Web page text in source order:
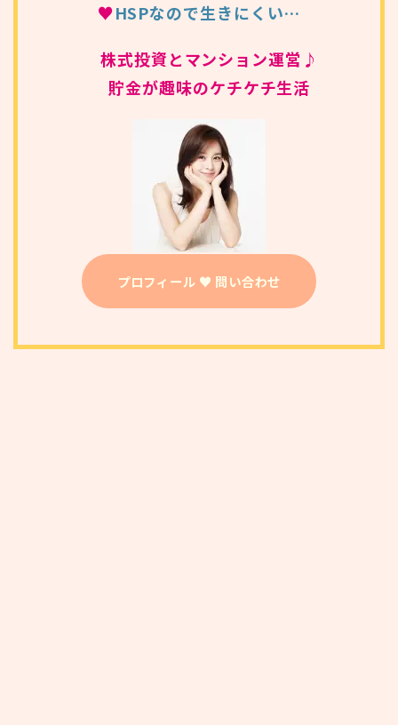
♥HSPなので生きにくい…
株式投資とマンション運営♪
貯金が趣味のケチケチ生活
プロフィール ♥ 問い合わせ